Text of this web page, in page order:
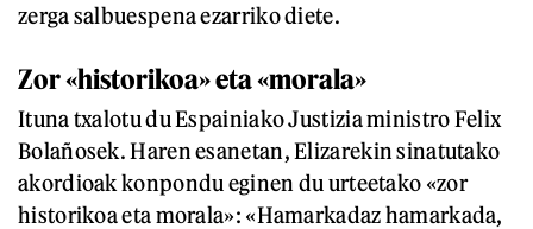
zerga salbuespena ezarriko diete.
Zor «historikoa» eta «morala»
Ituna txalotu du Espainiako Justizia ministro Felix
Bolañosek. Haren esanetan, Elizarekin sinatutako
akordioak konpondu eginen du urteetako «zor
historikoa eta morala»: «Hamarkadaz hamarkada,